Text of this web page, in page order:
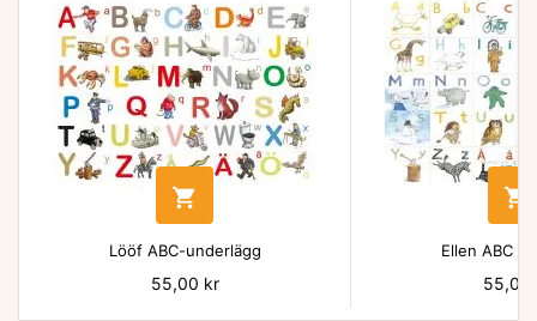

Lööf ABC-underlägg
Pris
55,00 kr

Ellen ABC
Pris
55,00